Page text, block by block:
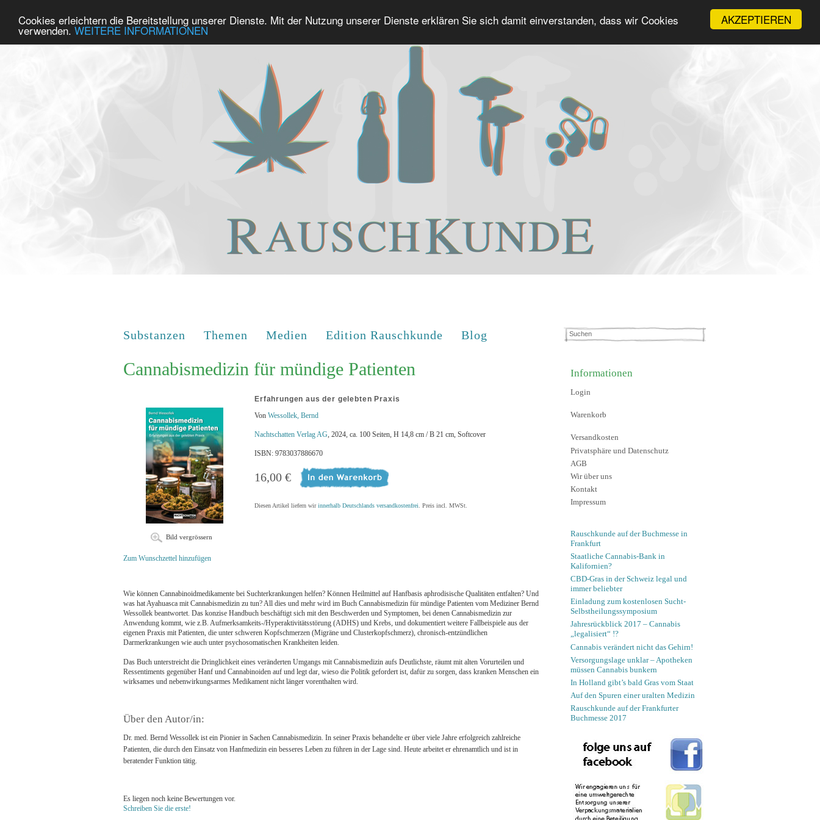
AKZEPTIEREN
Cookies erleichtern die Bereitstellung unserer Dienste. Mit der Nutzung unserer Dienste erklären Sie sich damit einverstanden, dass wir Cookies
verwenden. WEITERE INFORMATIONEN
Substanzen Themen Medien Edition Rauschkunde Blog
Cannabismedizin für mündige Patienten
Bild vergrössern
Erfahrungen aus der gelebten Praxis
Von Wessollek, Bernd
Nachtschatten Verlag AG, 2024, ca. 100 Seiten, H 14,8 cm / B 21 cm, Softcover
ISBN: 9783037886670
16,00 €
Diesen Artikel liefern wirinnerhalb Deutschlands versandkostenfrei . Preis incl. MWSt.
Zum Wunschzettel hinzufügen
Wie können Cannabinoidmedikamente bei Suchterkrankungen helfen? Können Heilmittel auf Hanfbasis aphrodisische Qualitäten entfalten? Und
was hat Ayahuasca mit Cannabismedizin zu tun? All dies und mehr wird im Buch Cannabismedizin für mündige Patienten vom Mediziner Bernd
Wessollek beantwortet. Das konzise Handbuch beschäftigt sich mit den Beschwerden und Symptomen, bei denen Cannabismedizin zur
Anwendung kommt, wie z.B. Aufmerksamkeits-/Hyperaktivitätsstörung (ADHS) und Krebs, und dokumentiert weitere Fallbeispiele aus der
eigenen Praxis mit Patienten, die unter schweren Kopfschmerzen (Migräne und Clusterkopfschmerz), chronisch-entzündlichen
Darmerkrankungen wie auch unter psychosomatischen Krankheiten leiden.
Das Buch unterstreicht die Dringlichkeit eines veränderten Umgangs mit Cannabismedizin aufs Deutlichste, räumt mit alten Vorurteilen und
Ressentiments gegenüber Hanf und Cannabinoiden auf und legt dar, wieso die Politik gefordert ist, dafür zu sorgen, dass kranken Menschen ein
wirksames und nebenwirkungsarmes Medikament nicht länger vorenthalten wird.
Über den Autor/in:
Dr. med. Bernd Wessollek ist ein Pionier in Sachen Cannabismedizin. In seiner Praxis behandelte er über viele Jahre erfolgreich zahlreiche
Patienten, die durch den Einsatz von Hanfmedizin ein besseres Leben zu führen in der Lage sind. Heute arbeitet er ehrenamtlich und ist in
beratender Funktion tätig.
Es liegen noch keine Bewertungen vor.
Schreiben Sie die erste!
Informationen
Login
Warenkorb
Versandkosten
Privatsphäre und Datenschutz
AGB
Wir über uns
Kontakt
Impressum
Rauschkunde auf der Buchmesse in
Frankfurt
Staatliche Cannabis-Bank in
Kalifornien?
CBD-Gras in der Schweiz legal und
immer beliebter
Einladung zum kostenlosen Sucht-
Selbstheilungssymposium
Jahresrückblick 2017 – Cannabis
„legalisiert“ !?
Cannabis verändert nicht das Gehirn!
Versorgungslage unklar – Apotheken
müssen Cannabis bunkern
In Holland gibt’s bald Gras vom Staat
Auf den Spuren einer uralten Medizin
Rauschkunde auf der Frankfurter
Buchmesse 2017